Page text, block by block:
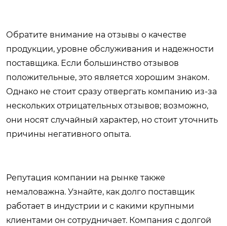
Обратите внимание на отзывы о качестве
продукции, уровне обслуживания и надежности
поставщика. Если большинство отзывов
положительные, это является хорошим знаком.
Однако не стоит сразу отвергать компанию из-за
нескольких отрицательных отзывов; возможно,
они носят случайный характер, но стоит уточнить
причины негативного опыта.
Репутация компании на рынке также
немаловажна. Узнайте, как долго поставщик
работает в индустрии и с какими крупными
клиентами он сотрудничает. Компания с долгой